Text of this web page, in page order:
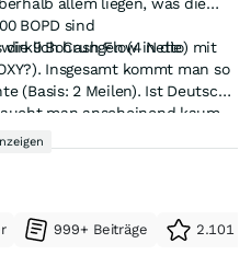
Cash Flow in die
9 Bohrungen (4 Netto) mit
man anscheinend kaum
hoch (ich bin mal gespannt
999+ Beiträge 2.101